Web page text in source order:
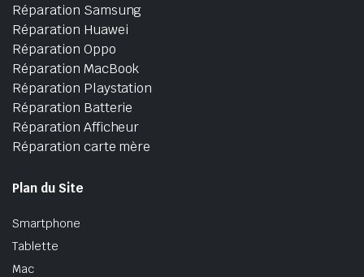
Réparation Samsung
Réparation Huawei
Réparation Oppo
Réparation MacBook
Réparation Playstation
Réparation Batterie
Réparation Afficheur
Réparation carte mère
Plan du Site
Smartphone
Tablette
Mac